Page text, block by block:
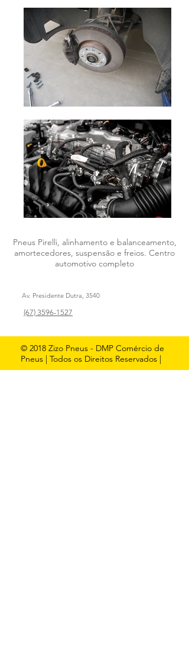
Pneus Pirelli, alinhamento e balanceamento,
amortecedores, suspensão e freios. Centro
automotivo completo
Av. Presidente Dutra, 3540
(67) 3596-1527
© 2018 Zizo Pneus - DMP Comércio de
Pneus | Todos os Direitos Reservados |